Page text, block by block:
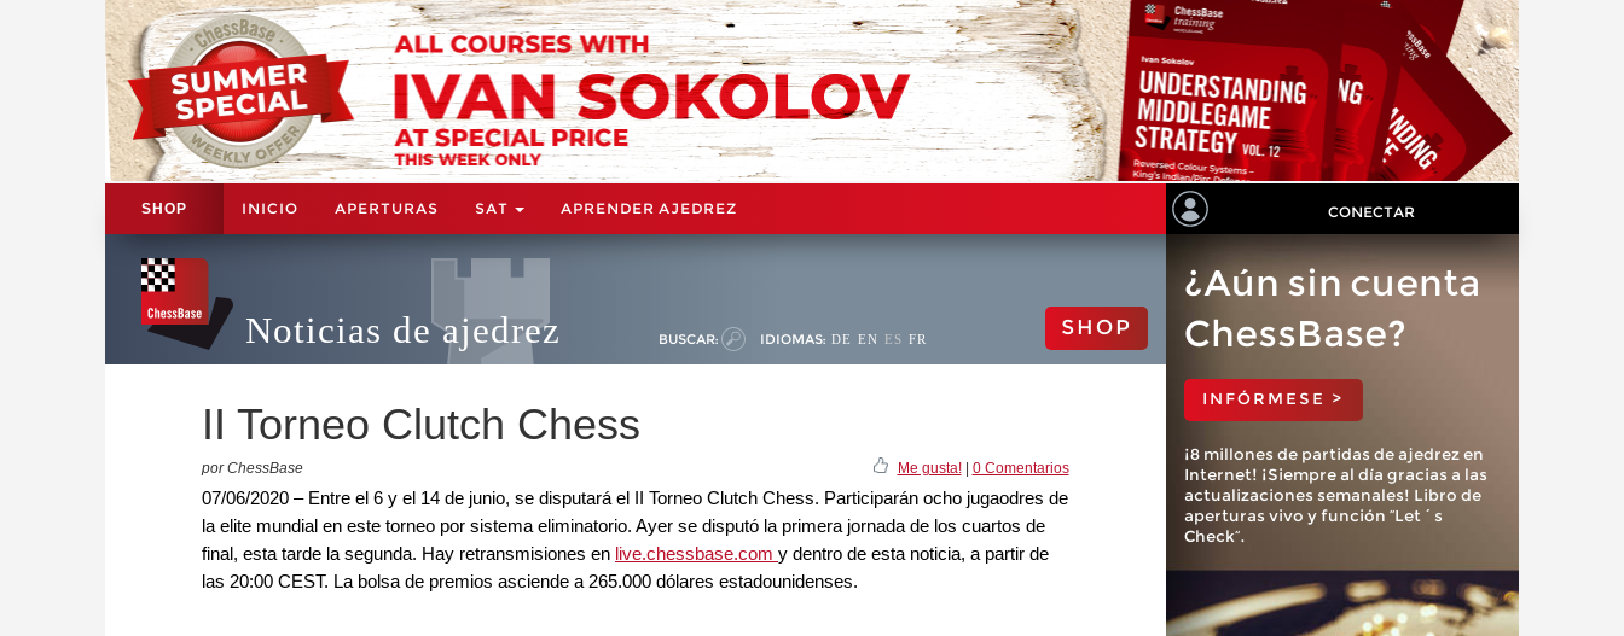
SHOP INICIO APERTURAS SAT APRENDER AJEDREZ CONECTAR
Noticias de ajedrez BUSCAR: IDIOMAS: DE EN ES FR SHOP
II Torneo Clutch Chess
por ChessBase Me gusta!| 0 Comentarios
07/06/2020 – Entre el 6 y el 14 de junio, se disputará el II Torneo Clutch Chess. Participarán ocho jugaodres de
la elite mundial en este torneo por sistema eliminatorio. Ayer se disputó la primera jornada de los cuartos de
final, esta tarde la segunda. Hay retransmisiones en live.chessbase.com y dentro de esta noticia, a partir de
las 20:00 CEST. La bolsa de premios asciende a 265.000 dólares estadounidenses.
¿Aún sin cuenta
ChessBase?
INFÓRMESE >
¡8 millones de partidas de ajedrez en
Internet! ¡Siempre al día gracias a las
actualizaciones semanales! Libro de
aperturas vivo y función “Let´s
Check”.